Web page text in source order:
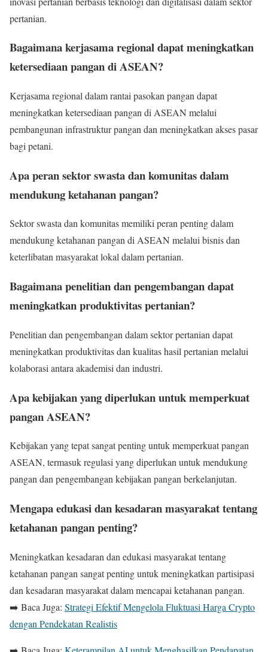
pertanian.
Bagaimana kerjasama regional dapat meningkatkan
ketersediaan pangan di ASEAN?
Kerjasama regional dalam rantai pasokan pangan dapat
meningkatkan ketersediaan pangan di ASEAN melalui
pembangunan infrastruktur pangan dan meningkatkan akses pasar
bagi petani.
Apa peran sektor swasta dan komunitas dalam
mendukung ketahanan pangan?
Sektor swasta dan komunitas memiliki peran penting dalam
mendukung ketahanan pangan di ASEAN melalui bisnis dan
keterlibatan masyarakat lokal dalam pertanian.
Bagaimana penelitian dan pengembangan dapat
meningkatkan produktivitas pertanian?
Penelitian dan pengembangan dalam sektor pertanian dapat
meningkatkan produktivitas dan kualitas hasil pertanian melalui
kolaborasi antara akademisi dan industri.
Apa kebijakan yang diperlukan untuk memperkuat
pangan ASEAN?
Kebijakan yang tepat sangat penting untuk memperkuat pangan
ASEAN, termasuk regulasi yang diperlukan untuk mendukung
pangan dan pengembangan kebijakan pangan berkelanjutan.
Mengapa edukasi dan kesadaran masyarakat tentang
ketahanan pangan penting?
Meningkatkan kesadaran dan edukasi masyarakat tentang
ketahanan pangan sangat penting untuk meningkatkan partisipasi
dan kesadaran masyarakat dalam mencapai ketahanan pangan.
➡️ Baca Juga: Strategi Efektif Mengelola Fluktuasi Harga Crypto
dengan Pendekatan Realistis